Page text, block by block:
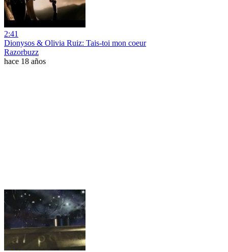
2:41
Dionysos & Olivia Ruiz: Tais-toi mon coeur
Razorbuzz
hace 18 años